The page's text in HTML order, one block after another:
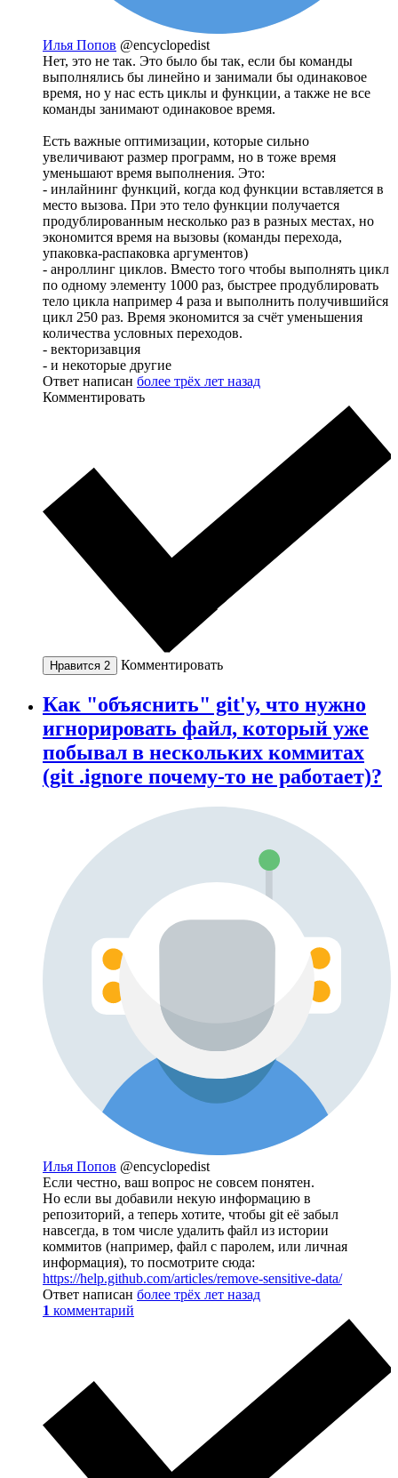
Илья Попов @encyclopedist
Нет, это не так. Это было бы так, если бы команды
выполнялись бы линейно и занимали бы одинаковое
время, но у нас есть циклы и функции, а также не все
команды занимают одинаковое время.
Есть важные оптимизации, которые сильно
увеличивают размер программ, но в тоже время
уменьшают время выполнения. Это:
- инлайнинг функций, когда код функции вставляется в
место вызова. При это тело функции получается
продублированным несколько раз в разных местах, но
экономится время на вызовы (команды перехода,
упаковка-распаковка аргументов)
- анроллинг циклов. Вместо того чтобы выполнять цикл
по одному элементу 1000 раз, быстрее продублировать
тело цикла например 4 раза и выполнить получившийся
цикл 250 раз. Время экономится за счёт уменьшения
количества условных переходов.
- векторизавция
- и некоторые другие
Ответ написан более трёх лет назад
Комментировать
Нравится 2 Комментировать
Как "объяснить" git'у, что нужно
игнорировать файл, который уже
побывал в нескольких коммитах
(git .ignore почему-то не работает)?
Илья Попов @encyclopedist
Если честно, ваш вопрос не совсем понятен.
Но если вы добавили некую информацию в
репозиторий, а теперь хотите, чтобы git её забыл
навсегда, в том числе удалить файл из истории
коммитов (например, файл с паролем, или личная
информация), то посмотрите сюда:
https://help.github.com/articles/remove-sensitive-data/
Ответ написан более трёх лет назад
1 комментарий